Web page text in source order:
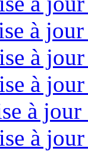
à
à
à
à jour
à jour